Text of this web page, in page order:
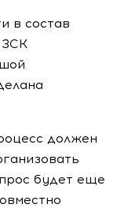
в состав
ЗСК
должен
будет еще